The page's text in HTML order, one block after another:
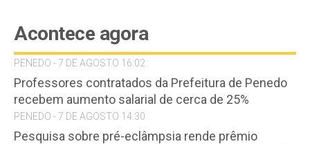
Acontece agora
PENEDO - 7 DE AGOSTO 16:02
Professores contratados da Prefeitura de Penedo
recebem aumento salarial de cerca de 25%
PENEDO - 7 DE AGOSTO 14:30
Pesquisa sobre pré-eclâmpsia rende prêmio